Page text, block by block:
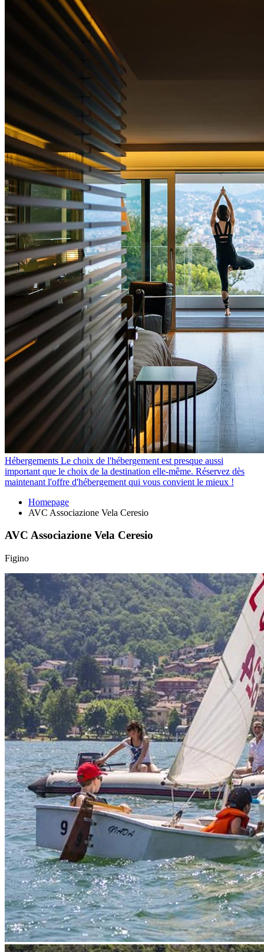
Hébergements Le choix de l'hébergement est presque aussi
important que le choix de la destination elle-même. Réservez dès
maintenant l'offre d'hébergement qui vous convient le mieux !
Homepage
AVC Associazione Vela Ceresio
AVC Associazione Vela Ceresio
Figino